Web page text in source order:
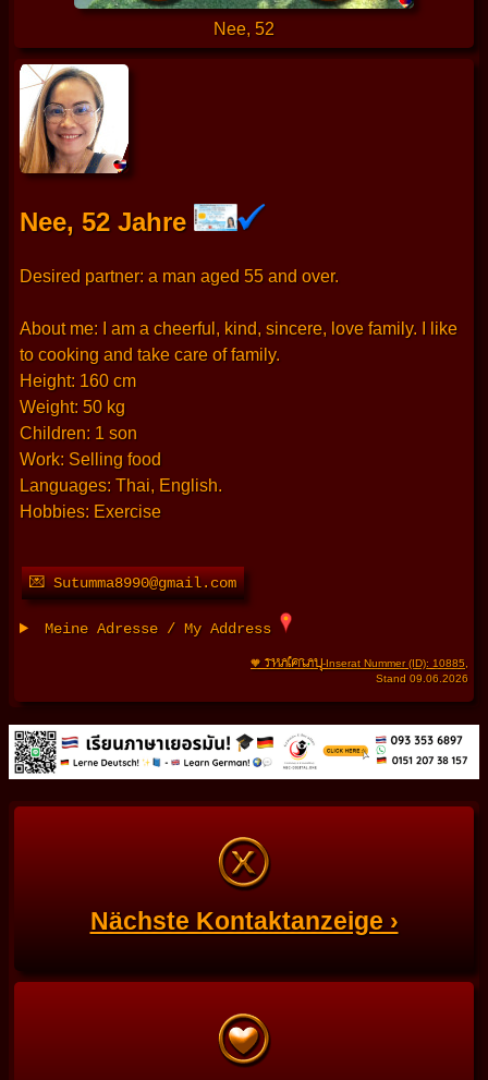
Nee, 52
Nee, 52 Jahre
Desired partner: a man aged 55 and over.
About me: I am a cheerful, kind, sincere, love family. I like
to cooking and take care of family.
Height: 160 cm
Weight: 50 kg
Children: 1 son
Work: Selling food
Languages: Thai, English.
Hobbies: Exercise
💌 Sutumma8990@gmail.com
Meine Adresse / My Address
🧡 THAIFRAU-Inserat Nummer (ID): 10885
Stand 09.06.2026
Nächste Kontaktanzeige ›